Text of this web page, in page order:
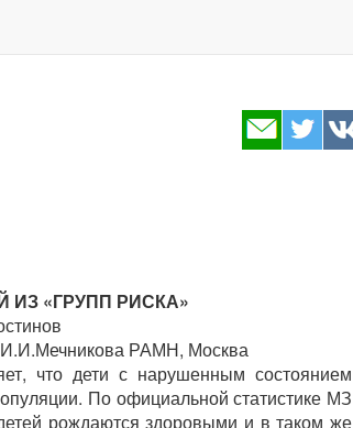
ИЗ «ГРУПП РИСКА»
РАМН, Москва
что дети с нарушенным состоянием
По официальной статистике МЗ
рождаются здоровыми и в таком же